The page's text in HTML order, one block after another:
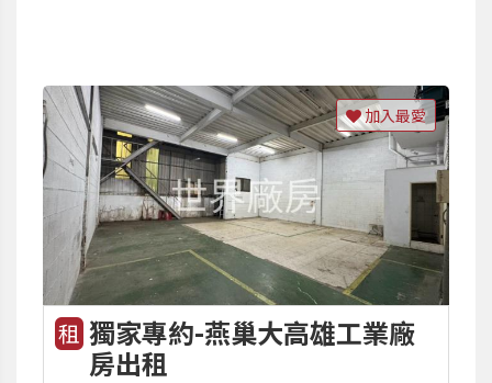
租 獨家專約-燕巢大高雄工業廠
房出租
加入最愛